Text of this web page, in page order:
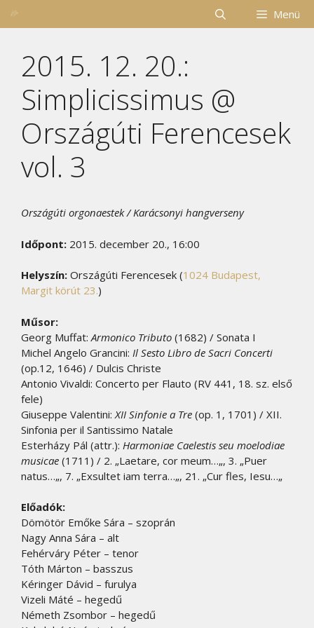
Kilépés
Menü
2015. 12. 20.:
Simplicissimus @
Országúti Ferencesek
vol. 3
Országúti orgonaestek / Karácsonyi hangverseny
Időpont: 2015. december 20., 16:00
Helyszín: Országúti Ferencesek (1024 Budapest,
Margit körút 23.)
Műsor:
Georg Muffat: Armonico Tributo (1682) / Sonata I
Michel Angelo Grancini: Il Sesto Libro de Sacri Concerti
(op.12, 1646) / Dulcis Christe
Antonio Vivaldi: Concerto per Flauto (RV 441, 18. sz. első
fele)
Giuseppe Valentini: XII Sinfonie a Tre (op. 1, 1701) / XII.
Sinfonia per il Santissimo Natale
Esterházy Pál (attr.): Harmoniae Caelestis seu moelodiae
musicae (1711) / 2. „Laetare, cor meum…„, 3. „Puer
natus…„, 7. „Exsultet iam terra…„, 21. „Cur fles, Iesu…„
Előadók:
Dömötör Emőke Sára – szoprán
Nagy Anna Sára – alt
Fehérváry Péter – tenor
Tóth Márton – basszus
Kéringer Dávid – furulya
Vizeli Máté – hegedű
Németh Zsombor – hegedű